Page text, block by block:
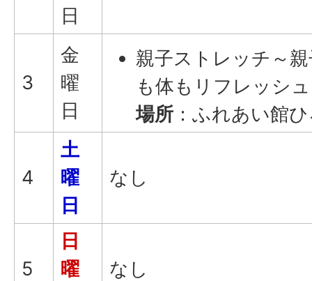
日
3
金
曜
日
親子ストレッチ～
も体もリフレッシ
場所 ：ふれあい館
4
土
曜
日
なし
5
日
曜
なし